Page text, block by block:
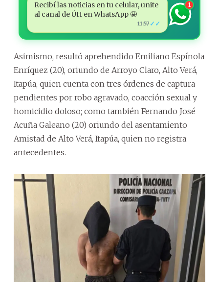
Recibí las noticias en tu celular, unite
al canal de ÚH en WhatsApp 🤩
11:57 ✓✓
1
Asimismo, resultó aprehendido Emiliano Espínola
Enríquez (20), oriundo de Arroyo Claro, Alto Verá,
Itapúa, quien cuenta con tres órdenes de captura
pendientes por robo agravado, coacción sexual y
homicidio doloso; como también Fernando José
Acuña Galeano (20) oriundo del asentamiento
Amistad de Alto Verá, Itapúa, quien no registra
antecedentes.